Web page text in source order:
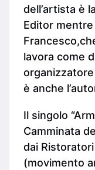
dell’artista è
Editor
lavora come
è anche
Il singolo
Camminata
dai
(movimento